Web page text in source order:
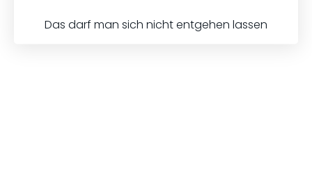
Das darf man sich nicht entgehen lassen